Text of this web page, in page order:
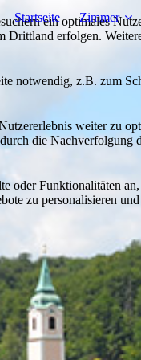
Startseite Zimmer
ein optimales
Drittland erfolgen.
notwendig, z.B. zum
weiter zu
die Nachverfolgung
oder Funktionalitäten
zu personalisieren